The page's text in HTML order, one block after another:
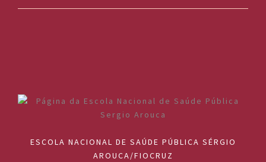
ESCOLA NACIONAL DE SAÚDE PÚBLICA SÉRGIO
AROUCA/FIOCRUZ